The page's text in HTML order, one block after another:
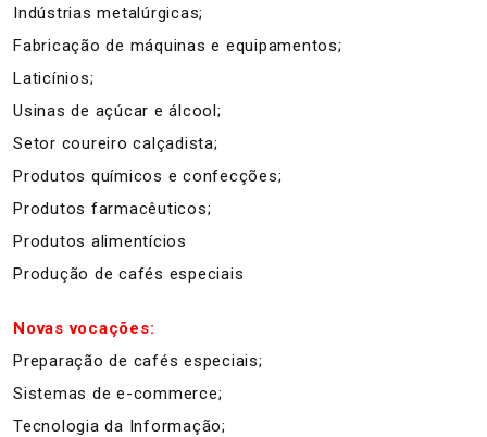
Indústrias metalúrgicas;
Fabricação de máquinas e equipamentos;
Laticínios;
Usinas de açúcar e álcool;
Setor coureiro calçadista;
Produtos químicos e confecções;
Produtos farmacêuticos;
Produtos alimentícios
Produção de cafés especiais
Novas vocações:
Preparação de cafés especiais;
Sistemas de e-commerce;
Tecnologia da Informação;